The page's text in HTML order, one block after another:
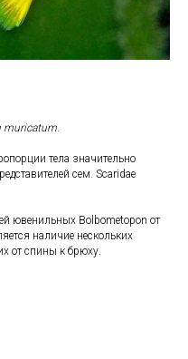
muricatum.
тела значительно
сем. Scaridae
ювенильных Bolbometopon от
наличие нескольких
от спины к брюху.